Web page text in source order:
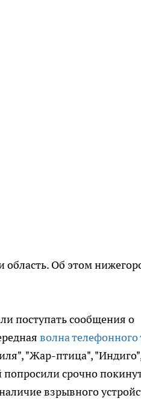
Об этом
поступать сообщения о
волна
"Жар-птица",
попросили срочно
взрывного